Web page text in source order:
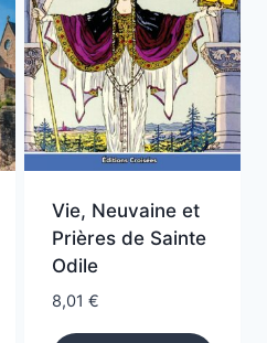
Vie, Neuvaine et
Prières de Sainte
Odile
8,01 €